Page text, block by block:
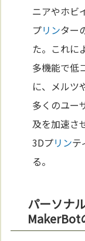
ニアやホビ
プリンター
た。これに
多機能で低
に、メルツ
多くのユー
及を加速さ
3Dプリンテ
る。
パーソナ
MakerBot